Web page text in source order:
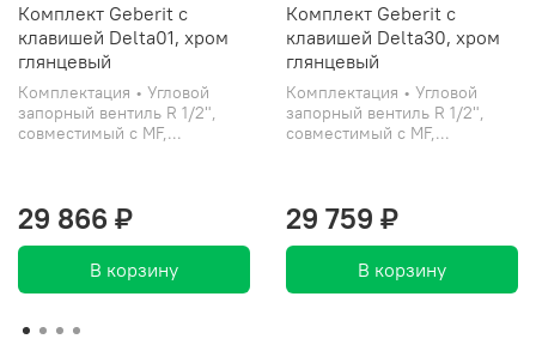
Комплект Geberit с
клавишей Delta01, хром
глянцевый
Комплектация • Угловой
запорный вентиль R 1/2",
совместимый с MF,...
29 866 ₽
В корзину
Комплект Geberit с
клавишей Delta30, хром
глянцевый
Комплектация • Угловой
запорный вентиль R 1/2",
совместимый с MF,...
29 759 ₽
В корзину